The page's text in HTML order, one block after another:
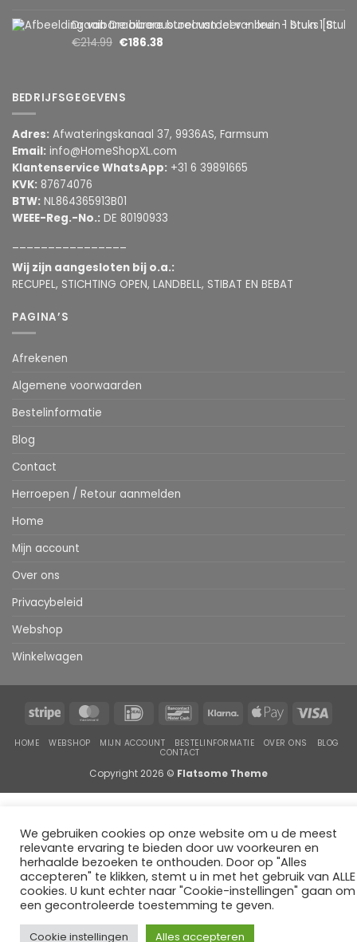
Draaibare bureaustoel van leer – bruin 1 Stuks [BMD1107BR]
€214.99 €186.38
BEDRIJFSGEGEVENS
Adres: Afwateringskanaal 37, 9936AS, Farmsum
Email: info@HomeShopXL.com
Klantenservice WhatsApp: +31 6 39891665
KVK: 87674076
BTW: NL864365913B01
WEEE-Reg.-No.: DE 80190933
Wij zijn aangesloten bij o.a.:
RECUPEL, STICHTING OPEN, LANDBELL, STIBAT EN BEBAT
PAGINA’S
Afrekenen
Algemene voorwaarden
Bestelinformatie
Blog
Contact
Herroepen / Retour aanmelden
Home
Mijn account
Over ons
Privacybeleid
Webshop
Winkelwagen
Stripe MasterCardIDeal BancontactKlarna
Apple
HOME WEBSHOP MIJN ACCOUNT BESTELINFORMATIE OVER ONS
BLOG
CONTACT
Copyright 2026 © Flatsome Theme
We gebruiken cookies op onze website om u de meest
relevante ervaring te bieden door uw voorkeuren en
herhaalde bezoeken te onthouden. Door op "Alles
accepteren" te klikken, stemt u in met het gebruik van ALLE
cookies. U kunt echter naar "Cookie-instellingen" gaan om
een gecontroleerde toestemming te geven.
Cookie instellingen Alles accepteren